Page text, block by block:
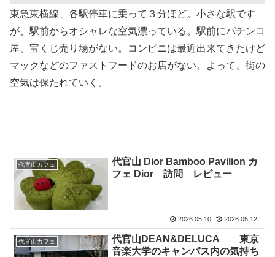
東急東横線、各駅停車に乗って３分ほど。小さな駅です
が、駅前からオシャレな空気漂っている。駅前にパチンコ
屋、宝くじ売り場がない。コンビニは最近出来てきたけど
マックなどのファストフードのお店がない。よって、街の
空気は保たれていく。
代官山カフェ
代官山 Dior Bamboo Pavilion カ
フェ Dior 訪問 レビュー
2026.05.10 2026.05.12
代官山カフェ
代官山DEAN&DELUCA 東京
音楽大学のキャンパス内の気持ち